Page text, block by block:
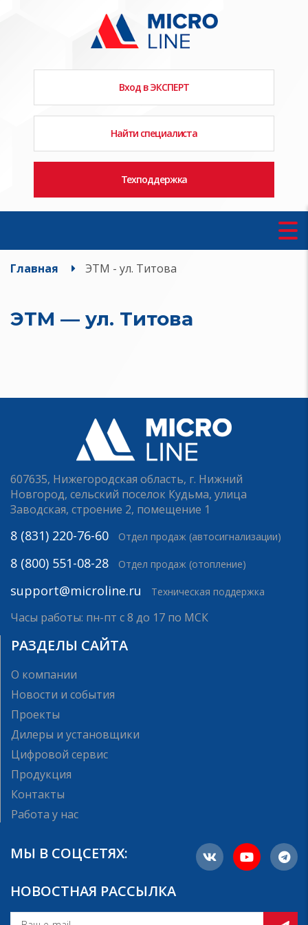
Вход в ЭКСПЕРТ
Найти специалиста
Техподдержка
Главная ЭТМ - ул. Титова
ЭТМ — ул. Титова
607635, Нижегородская область, г. Нижний
Новгород, сельский поселок Кудьма, улица
Заводская, строение 2, помещение 1
8 (831) 220-76-60 Отдел продаж (автосигнализации)
8 (800) 551-08-28 Отдел продаж (отопление)
support@microline.ru Техническая поддержка
Часы работы: пн-пт с 8 до 17 по МСК
РАЗДЕЛЫ САЙТА
О компании
Новости и события
Проекты
Дилеры и установщики
Цифровой сервис
Продукция
Контакты
Работа у нас
МЫ В СОЦСЕТЯХ:
НОВОСТНАЯ РАССЫЛКА